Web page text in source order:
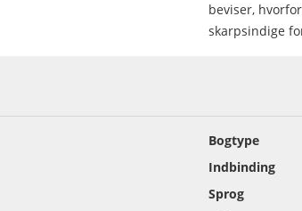
beviser,
skarpsindige
Bogtype
Indbinding
Sprog